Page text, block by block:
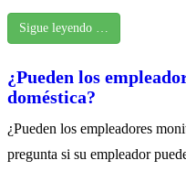
Sigue leyendo …
¿Pueden los
doméstica?
¿Pueden los empleadores
pregunta si su empleador